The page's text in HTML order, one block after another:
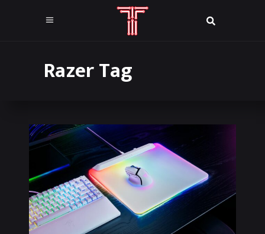
Razer Tag